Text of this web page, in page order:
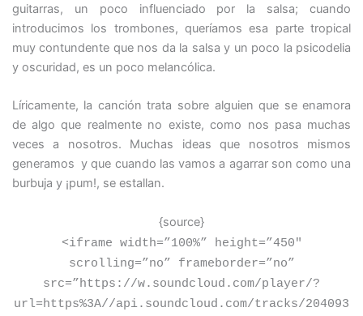
guitarras, un poco influenciado por la salsa; cuando
introducimos los trombones, queríamos esa parte tropical
muy contundente que nos da la salsa y un poco la psicodelia
y oscuridad, es un poco melancólica.
Líricamente, la canción trata sobre alguien que se enamora
de algo que realmente no existe, como nos pasa muchas
veces a nosotros. Muchas ideas que nosotros mismos
generamos y que cuando las vamos a agarrar son como una
burbuja y ¡pum!, se estallan.
{source}
<iframe width=”100%” height=”450″
scrolling=”no” frameborder=”no”
src=”https://w.soundcloud.com/player/?
url=https%3A//api.soundcloud.com/tracks/204093